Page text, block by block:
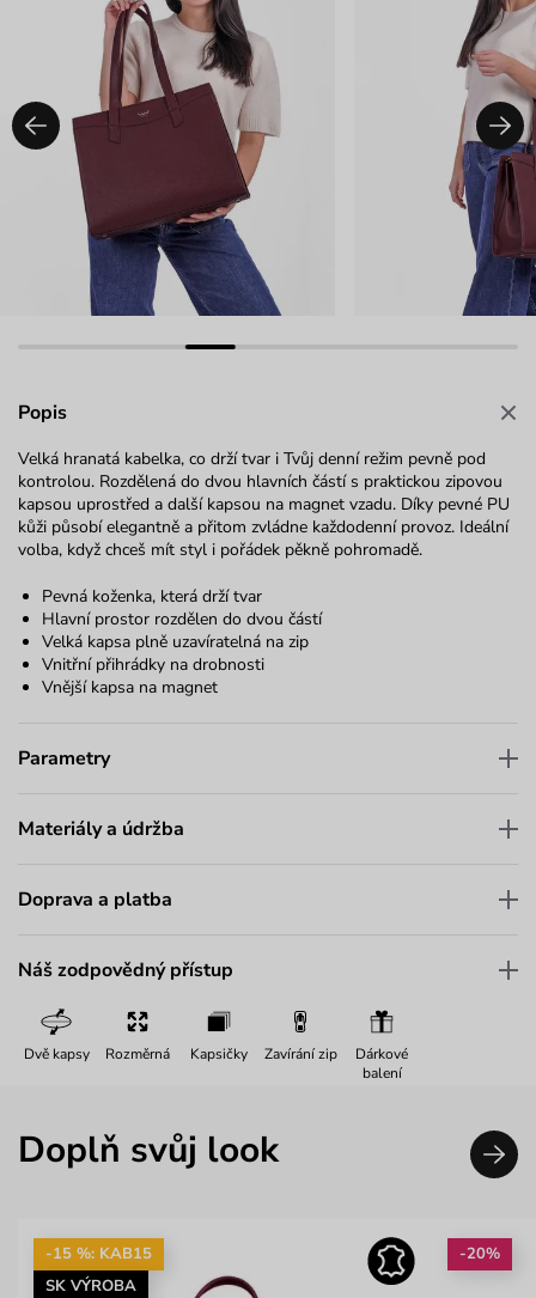
Popis
Velká hranatá kabelka, co drží tvar i Tvůj denní režim pevně pod
kontrolou. Rozdělená do dvou hlavních částí s praktickou zipovou
kapsou uprostřed a další kapsou na magnet vzadu. Díky pevné PU
kůži působí elegantně a přitom zvládne každodenní provoz. Ideální
volba, když chceš mít styl i pořádek pěkně pohromadě.
Pevná koženka, která drží tvar
Hlavní prostor rozdělen do dvou částí
Velká kapsa plně uzavíratelná na zip
Vnitřní přihrádky na drobnosti
Vnější kapsa na magnet
Parametry
Materiály a údržba
Doprava a platba
Náš zodpovědný přístup
Dvě kapsy Rozměrná Kapsičky Zavírání zip
Dárkové
balení
Doplň svůj look
-15 %: KAB15
SK VÝROBA
-20%